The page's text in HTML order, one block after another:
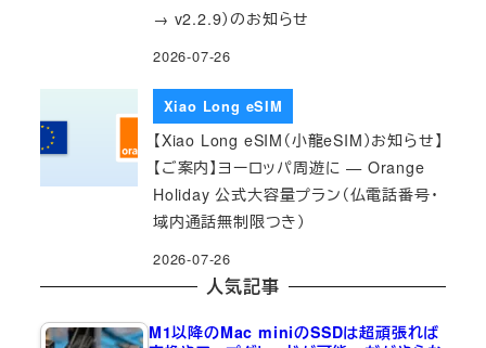
→ v2.2.9）のお知らせ
2026-07-26
Xiao Long eSIM
【Xiao Long eSIM（小龍eSIM）お知らせ】
【ご案内】ヨーロッパ周遊に — Orange
Holiday 公式大容量プラン（仏電話番号・
域内通話無制限つき）
2026-07-26
人気記事
M1以降のMac miniのSSDは超頑張れば